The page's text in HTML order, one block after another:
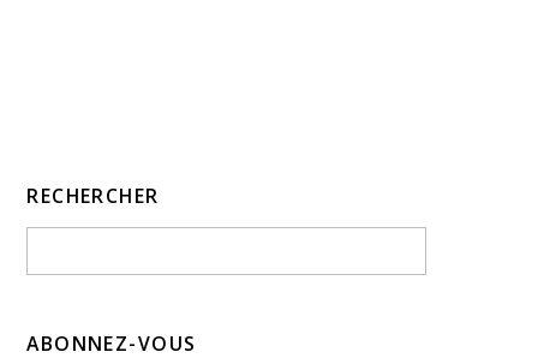
RECHERCHER
ABONNEZ-VOUS